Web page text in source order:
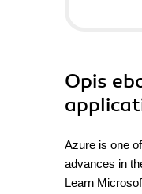
Opis
Azure is one
advances in
Learn